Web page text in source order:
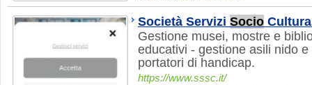
Società Servizi Socio
Gestione musei, mostre e
educativi - gestione asili nido
portatori di handicap.
https://www.sssc.it/